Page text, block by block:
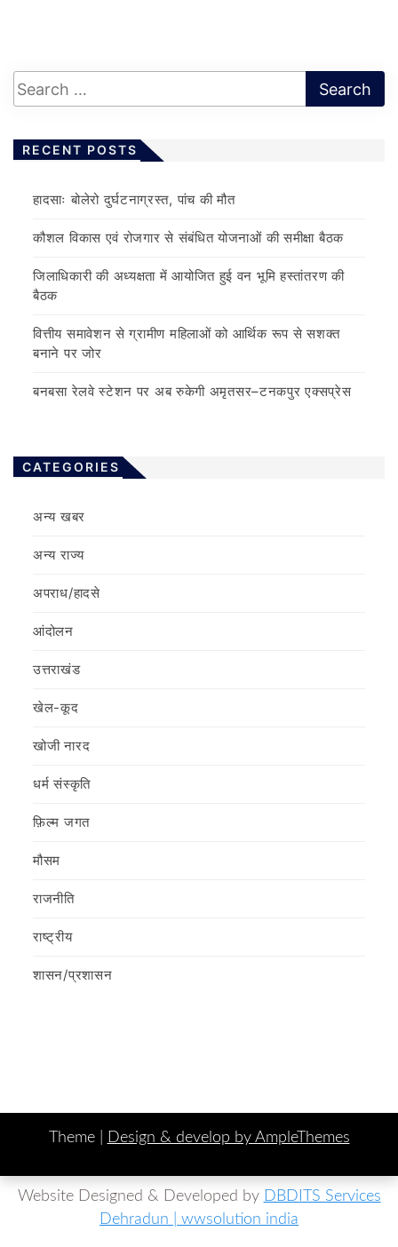
RECENT POSTS
हादसाः बोलेरो दुर्घटनाग्रस्त, पांच की मौत
कौशल विकास एवं रोजगार से संबंधित योजनाओं की समीक्षा बैठक
जिलाधिकारी की अध्यक्षता में आयोजित हुई वन भूमि हस्तांतरण की
बैठक
वित्तीय समावेशन से ग्रामीण महिलाओं को आर्थिक रूप से सशक्त
बनाने पर जोर
बनबसा रेलवे स्टेशन पर अब रुकेगी अमृतसर–टनकपुर एक्सप्रेस
CATEGORIES
अन्य खबर
अन्य राज्य
अपराध/हादसे
आंदोलन
उत्तराखंड
खेल-कूद
खोजी नारद
धर्म संस्कृति
फ़िल्‍म जगत
मौसम
राजनीति
राष्ट्रीय
शासन/प्रशासन
Theme | Design & develop by AmpleThemes
Website Designed & Developed by DBDITS Services
Dehradun | wwsolution india